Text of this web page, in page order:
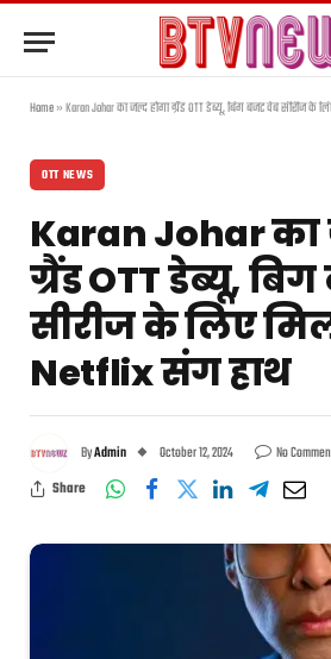
Home»Karan Johar का जल्द होगा ग्रैंड OTT डेब्यू, बिग बजट वेब सीरीज के
OTT NEWS
Karan Johar का
ग्रैंड OTT डेब्यू,
सीरीज के लिए
Netflix संग हाथ
ByAdmin October 12, 2024 No
Share